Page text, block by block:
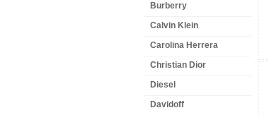
Burberry
Calvin Klein
Carolina Herrera
Christian Dior
Diesel
Davidoff